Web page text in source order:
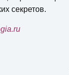
секретов.